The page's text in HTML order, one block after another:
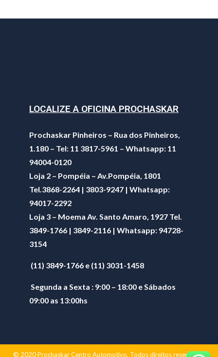
LOCALIZE A OFICINA PROCHASKAR
Prochaskar Pinheiros – Rua dos Pinheiros,
1.180 – Tel: 11 3817-5961 – Whatsapp: 11
94004-0120
Loja 2 – Pompéia – Av.Pompéia, 1801
Tel.3868-2264 | 3803-9247 | Whatsapp:
94017-2292
Loja 3 – Moema Av. Santo Amaro, 1927 Tel.
3849-1766 | 3849-2116 | Whatsapp: 94728-
3154
(11) 3849-1766 e (11) 3031-1458
Segunda a Sexta : 9:00 – 18:00 e Sábados
09:00 as 13:00hs
© 2020 Prochaskar Centro Automotivo. Todos direitos reservados